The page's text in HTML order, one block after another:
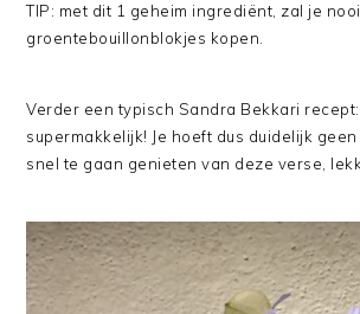
TIP: met dit 1 geheim ingrediënt, zal je
groentebouillonblokjes kopen.
Verder een typisch Sandra Bekkari
supermakkelijk! Je hoeft dus duidelijk
snel te gaan genieten van deze verse,